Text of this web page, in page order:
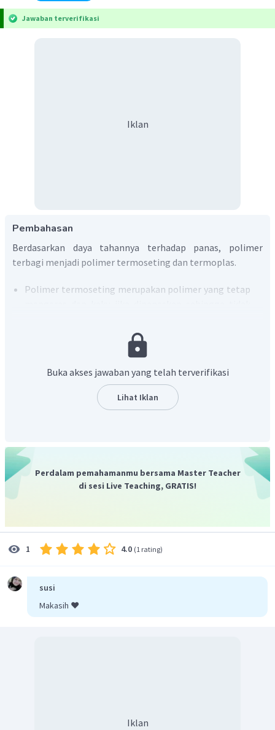
Jawaban terverifikasi
Iklan
Pembahasan
Berdasarkan daya tahannya terhadap panas, polimer
terbagi menjadi polimer termoseting dan termoplas.
Polimer termoseting merupakan polimer yang tetap
Polimer termoplas merupakan polimer yang jika
dipanaskan akan melunak atau meleleh dan kembali
ulang.
Dakron atau poliester merupakan polimer kondensasi yang
meleleh tanpa mengalami dekomposisi.
Jadi, dakron merupakan polimer termoplas.
Buka akses jawaban yang telah terverifikasi
Lihat Iklan
Perdalam pemahamanmu bersama Master Teacher
di sesi Live Teaching, GRATIS!
1 4.0 (1 rating)
susi
Makasih ❤️
Iklan